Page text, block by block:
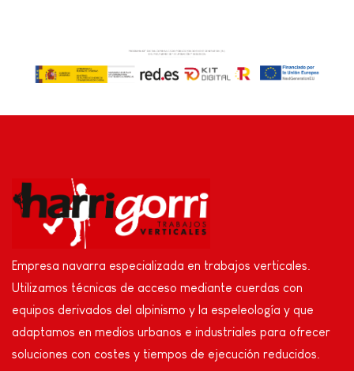
Empresa navarra especializada en trabajos verticales.
Utilizamos técnicas de acceso mediante cuerdas con
equipos derivados del alpinismo y la espeleología y que
adaptamos en medios urbanos e industriales para ofrecer
soluciones con costes y tiempos de ejecución reducidos.